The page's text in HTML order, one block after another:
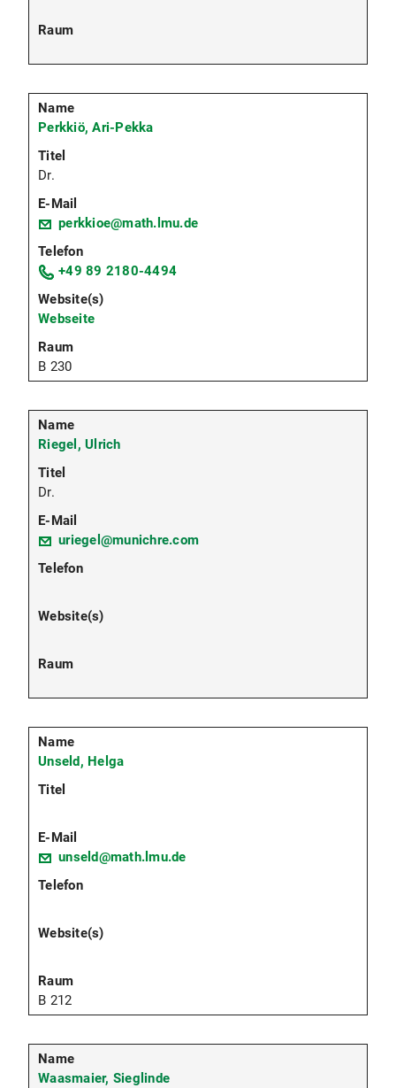
Perkkiö, Ari-Pekka
Dr.
perkkioe@math.lmu.de
+49 89 2180-4494
Webseite
B 230
Riegel, Ulrich
Dr.
uriegel@munichre.com
Unseld, Helga
unseld@math.lmu.de
B 212
Waasmaier, Sieglinde